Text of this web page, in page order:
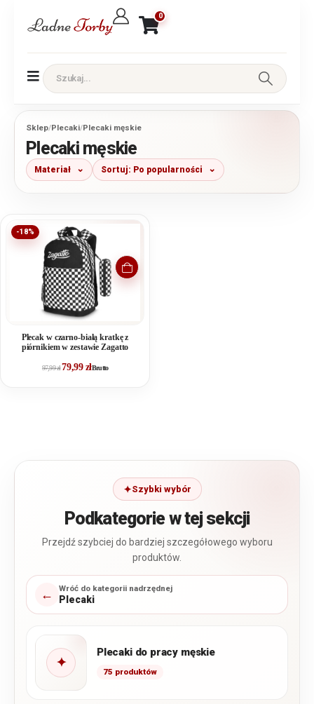
0
Sklep/Plecaki/Plecaki męskie
Plecaki męskie
Materiał Sortuj: Po popularności
-18%
Plecak w czarno-białą kratkę z
piórnikiem w zestawie Zagatto
97,99zł79,99 złBrutto
Szybki wybór
Podkategorie w tej sekcji
Przejdź szybciej do bardziej szczegółowego wyboru
produktów.
← Wróć do kategorii nadrzędnej
Plecaki
✦
Plecaki do pracy męskie
75 produktów